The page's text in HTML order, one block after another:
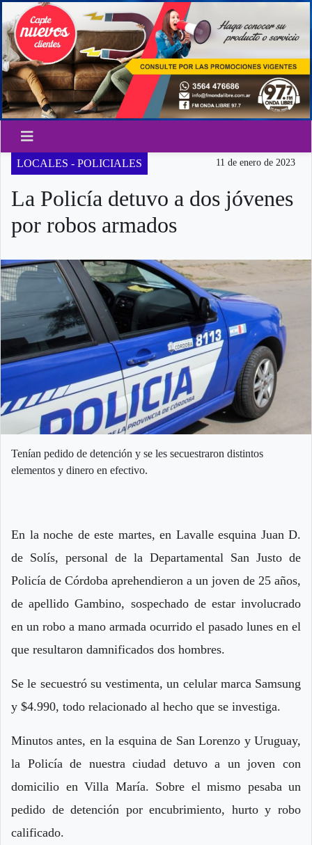
LOCALES - POLICIALES 11 de enero de 2023
La Policía detuvo a dos jóvenes
por robos armados
Tenían pedido de detención y se les secuestraron distintos
elementos y dinero en efectivo.
En la noche de este martes, en Lavalle esquina Juan D.
de Solís, personal de la Departamental San Justo de
Policía de Córdoba aprehendieron a un joven de 25 años,
de apellido Gambino, sospechado de estar involucrado
en un robo a mano armada ocurrido el pasado lunes en el
que resultaron damnificados dos hombres.
Se le secuestró su vestimenta, un celular marca Samsung
y $4.990, todo relacionado al hecho que se investiga.
Minutos antes, en la esquina de San Lorenzo y Uruguay,
la Policía de nuestra ciudad detuvo a un joven con
domicilio en Villa María. Sobre el mismo pesaba un
pedido de detención por encubrimiento, hurto y robo
calificado.